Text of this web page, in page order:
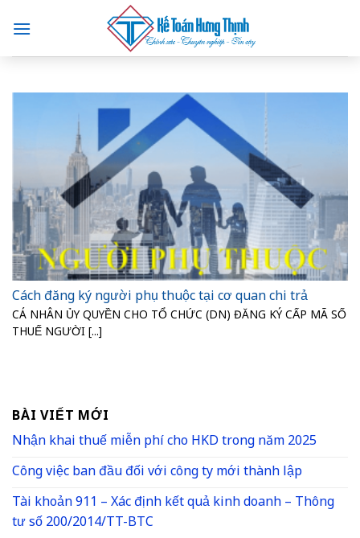
content
Cách đăng ký người phụ thuộc tại cơ quan chi trả
CÁ NHÂN ỦY QUYỀN CHO TỔ CHỨC (DN) ĐĂNG KÝ CẤP MÃ SỐ
THUẾ NGƯỜI [...]
BÀI VIẾT MỚI
Nhận khai thuế miễn phí cho HKD trong năm 2025
Công việc ban đầu đối với công ty mới thành lập
Tài khoản 911 – Xác định kết quả kinh doanh – Thông
tư số 200/2014/TT-BTC